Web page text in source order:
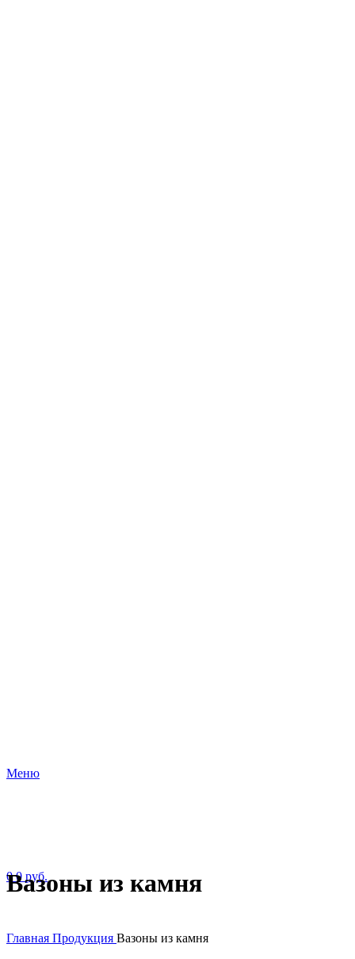
Меню
00 руб.
Вазоны из камня
Главная Продукция Вазоны из камня